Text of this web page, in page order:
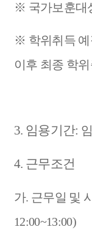
※ 국가보훈대
※ 학위취득
이후 최종 학
3. 임용기간:
4. 근무조건
가. 근무일 및
12:00~13:00)